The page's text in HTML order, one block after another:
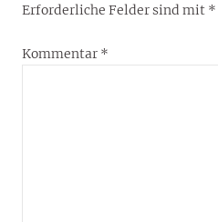
Erforderliche Felder sind mit *
Kommentar *